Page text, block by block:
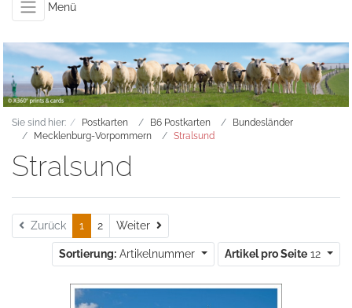
Menü
Sie sind hier: Postkarten B6 Postkarten
Bundesländer
Mecklenburg-Vorpommern
Stralsund
Stralsund
Zurück 1 2 Weiter Weiter
Sortierung: Artikelnummer Artikel pro Seite 12